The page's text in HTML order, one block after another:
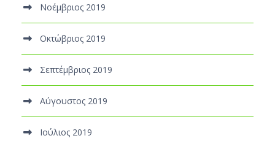
Νοέμβριος 2019
Οκτώβριος 2019
Σεπτέμβριος 2019
Αύγουστος 2019
Ιούλιος 2019